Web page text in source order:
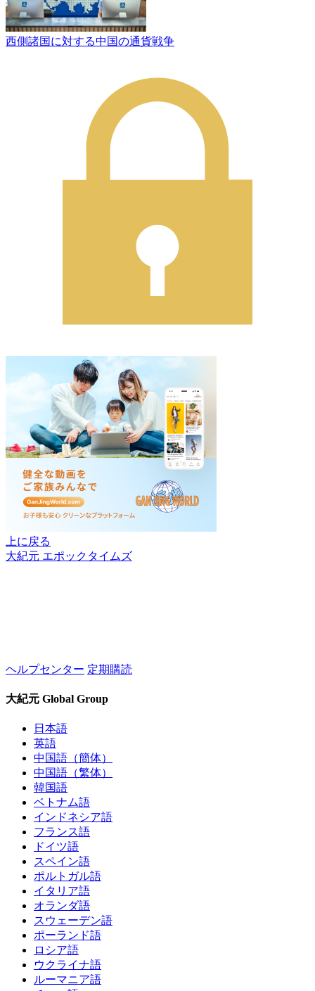
西側諸国に対する中国の通貨戦争
上に戻る
大紀元 エポックタイムズ
ヘルプセンター 定期購読
大紀元 Global Group
日本語
英語
中国語（簡体）
中国語（繁体）
韓国語
ベトナム語
インドネシア語
フランス語
ドイツ語
スペイン語
ポルトガル語
イタリア語
オランダ語
スウェーデン語
ポーランド語
ロシア語
ウクライナ語
ルーマニア語